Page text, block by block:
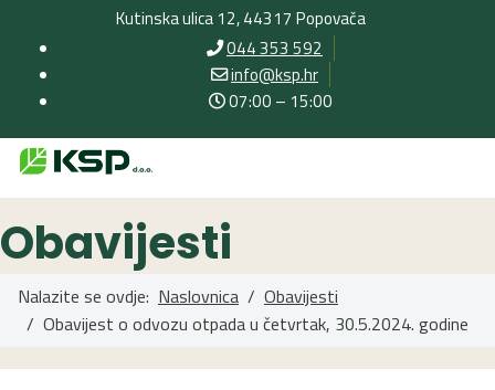
Kutinska ulica 12, 44317 Popovača
044 353 592
info@ksp.hr
07:00 – 15:00
Obavijesti
Nalazite se ovdje: Naslovnica
Obavijesti
Obavijest o odvozu otpada u četvrtak, 30.5.2024. godine